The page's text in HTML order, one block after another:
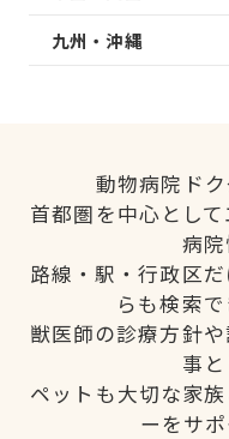
九州・沖縄
動物病院ドク
首都圏を中心とし
病院
路線・駅・行政区
らも検索
獣医師の診療方針
事と
ペットも大切な家
ーをサポ